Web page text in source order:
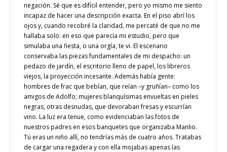
negación. Sé que es difícil entender, pero yo mismo me siento
incapaz de hacer una descripción exacta. En el piso abrí los
ojos y, cuando recobré la claridad, me percaté de que no me
hallaba solo: en eso que parecía mi estudio, pero que
simulaba una fiesta, o una orgía, te vi. El escenario
conservaba las piezas fundamentales de mi despacho: un
pedazo de jardín, el escritorio lleno de papel, los libreros
viejos, la proyección incesante. Además había gente:
hombres de frac que bebían, que reían –y gruñían– como los
amigos de Adolfo; mujeres blanquísimas envueltas en pieles
negras, otras desnudas, que devoraban fresas y escurrían
vino. La luz era tenue, como evidenciaban las fotos de
nuestros padres en esos banquetes que organizaba Manlio.
Tú eras un niño allí, no tendrías más de cuatro años. Tratabas
de cargar una regadera y con ella mojabas apenas las